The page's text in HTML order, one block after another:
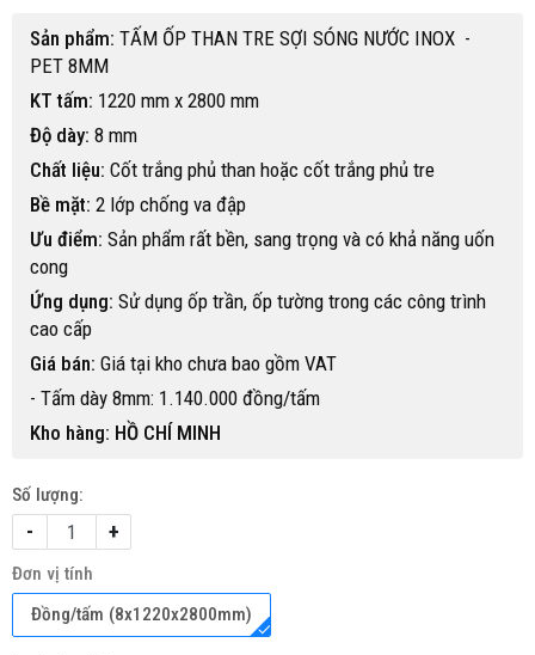
Sản phẩm: TẤM ỐP THAN TRE SỢI SÓNG NƯỚC INOX -
PET 8MM
KT tấm: 1220 mm x 2800 mm
Độ dày: 8 mm
Chất liệu: Cốt trắng phủ than hoặc cốt trắng phủ tre
Bề mặt: 2 lớp chống va đập
Ưu điểm: Sản phẩm rất bền, sang trọng và có khả năng uốn
cong
Ứng dụng: Sử dụng ốp trần, ốp tường trong các công trình
cao cấp
Giá bán: Giá tại kho chưa bao gồm VAT
- Tấm dày 8mm: 1.140.000 đồng/tấm
Kho hàng: HỒ CHÍ MINH
Số lượng:
- +
Đơn vị tính
Đồng/tấm (8x1220x2800mm)